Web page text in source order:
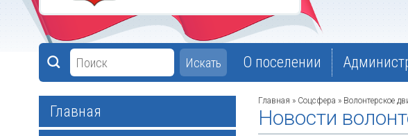
Искать О поселении
Главная
Главная » Соцсфера » Волонтерское
Новости